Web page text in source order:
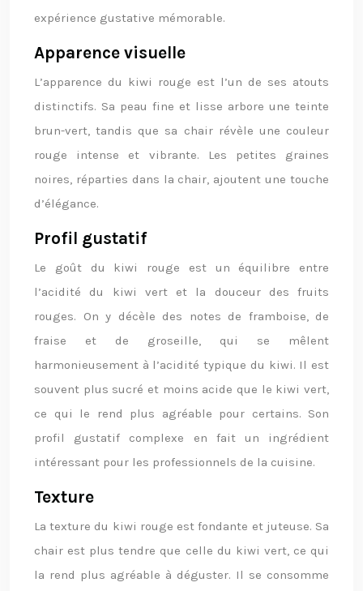
expérience gustative mémorable.
Apparence visuelle
L’apparence du kiwi rouge est l’un de ses atouts
distinctifs. Sa peau fine et lisse arbore une teinte
brun-vert, tandis que sa chair révèle une couleur
rouge intense et vibrante. Les petites graines
noires, réparties dans la chair, ajoutent une touche
d’élégance.
Profil gustatif
Le goût du kiwi rouge est un équilibre entre
l’acidité du kiwi vert et la douceur des fruits
rouges. On y décèle des notes de framboise, de
fraise et de groseille, qui se mêlent
harmonieusement à l’acidité typique du kiwi. Il est
souvent plus sucré et moins acide que le kiwi vert,
ce qui le rend plus agréable pour certains. Son
profil gustatif complexe en fait un ingrédient
intéressant pour les professionnels de la cuisine.
Texture
La texture du kiwi rouge est fondante et juteuse. Sa
chair est plus tendre que celle du kiwi vert, ce qui
la rend plus agréable à déguster. Il se consomme